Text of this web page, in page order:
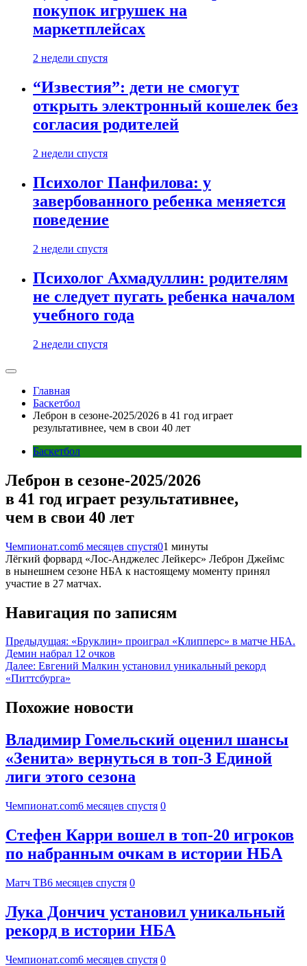
покупок игрушек на
маркетплейсах
2 недели спустя
“Известия”: дети не смогут
открыть электронный кошелек без
согласия родителей
2 недели спустя
Психолог Панфилова: у
завербованного ребенка меняется
поведение
2 недели спустя
Психолог Ахмадуллин: родителям
не следует пугать ребенка началом
учебного года
2 недели спустя
Главная
Баскетбол
Леброн в сезоне-2025/2026 в 41 год играет
результативнее, чем в свои 40 лет
Баскетбол
Леброн в сезоне-2025/2026
в 41 год играет результативнее,
чем в свои 40 лет
Чемпионат.com6 месяцев спустя01 минуты
Лёгкий форвард «Лос-Анджелес Лейкерс» Леброн Джеймс
в нынешнем сезоне НБА к настоящему моменту принял
участие в 27 матчах.
Навигация по записям
Предыдущая: «Бруклин» проиграл «Клипперс» в матче НБА.
Демин набрал 12 очков
Далее: Евгений Малкин установил уникальный рекорд
«Питтсбурга»
Похожие новости
Владимир Гомельский оценил шансы
«Зенита» вернуться в топ-3 Единой
лиги этого сезона
Чемпионат.com6 месяцев спустя 0
Стефен Карри вошел в топ‑20 игроков
по набранным очкам в истории НБА
Матч ТВ6 месяцев спустя 0
Лука Дончич установил уникальный
рекорд в истории НБА
Чемпионат.com6 месяцев спустя 0